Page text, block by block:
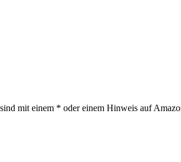
mit einem * oder einem Hinweis auf